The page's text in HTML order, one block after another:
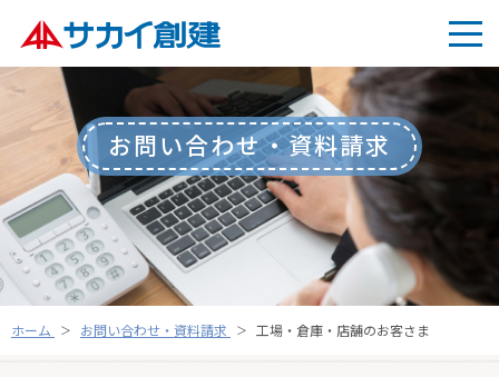
お問い合わせ・資料請求
ホーム お問い合わせ・資料請求 工場・倉庫・店舗のお客さま